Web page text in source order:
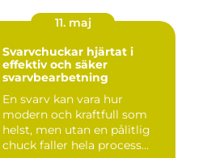
11. maj
Svarvchuckar hjärtat i
effektiv och säker
svarvbearbetning
En svarv kan vara hur
modern och kraftfull som
helst, men utan en pålitlig
chuck faller hela process...